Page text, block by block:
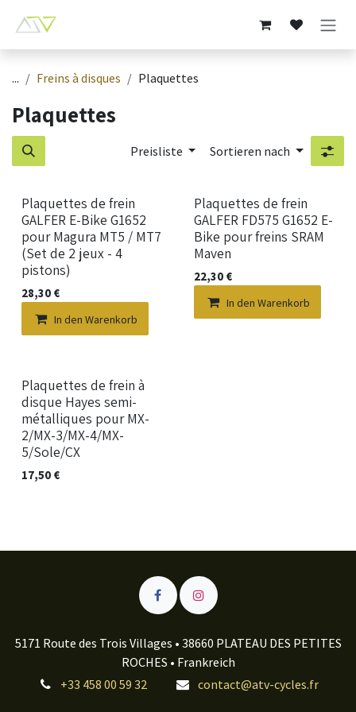
... Freins à disques Plaquettes
Plaquettes
Preisliste Sortieren nach
Neu!
Plaquettes de frein
GALFER E-Bike G1652
pour Magura MT5 / MT7
(Set de 2 jeux - 4
pistons)
28,30 €
In den Warenkorb
Neu!
Plaquettes de frein
GALFER FD575 G1652 E-
Bike pour freins SRAM
Maven
22,30€
In den Warenkorb
Neu!
Plaquettes de frein à
disque Hayes semi-
métalliques pour MX-
2/MX-3/MX-4/MX-
5/Sole/CX
17,50 €
5171 Route des Trois Villages • 38660 PLATEAU DES PETITES
ROCHES • Frankreich
+33 458 00 59 32
contact@atv-cycles.fr